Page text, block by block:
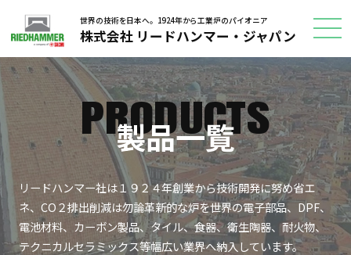
世界の技術を日本へ。1924年から工業炉のパイオニア
株式会社 リードハンマー・ジャパン
PRODUCTS
製品一覧
リードハンマー社は１９２４年創業から技術開発に努め省エ
ネ、CO２排出削減は勿論革新的な炉を世界の電子部品、DPF、
電池材料、カーボン製品、タイル、食器、衛生陶器、耐火物、
テクニカルセラミックス等幅広い業界へ納入しています。